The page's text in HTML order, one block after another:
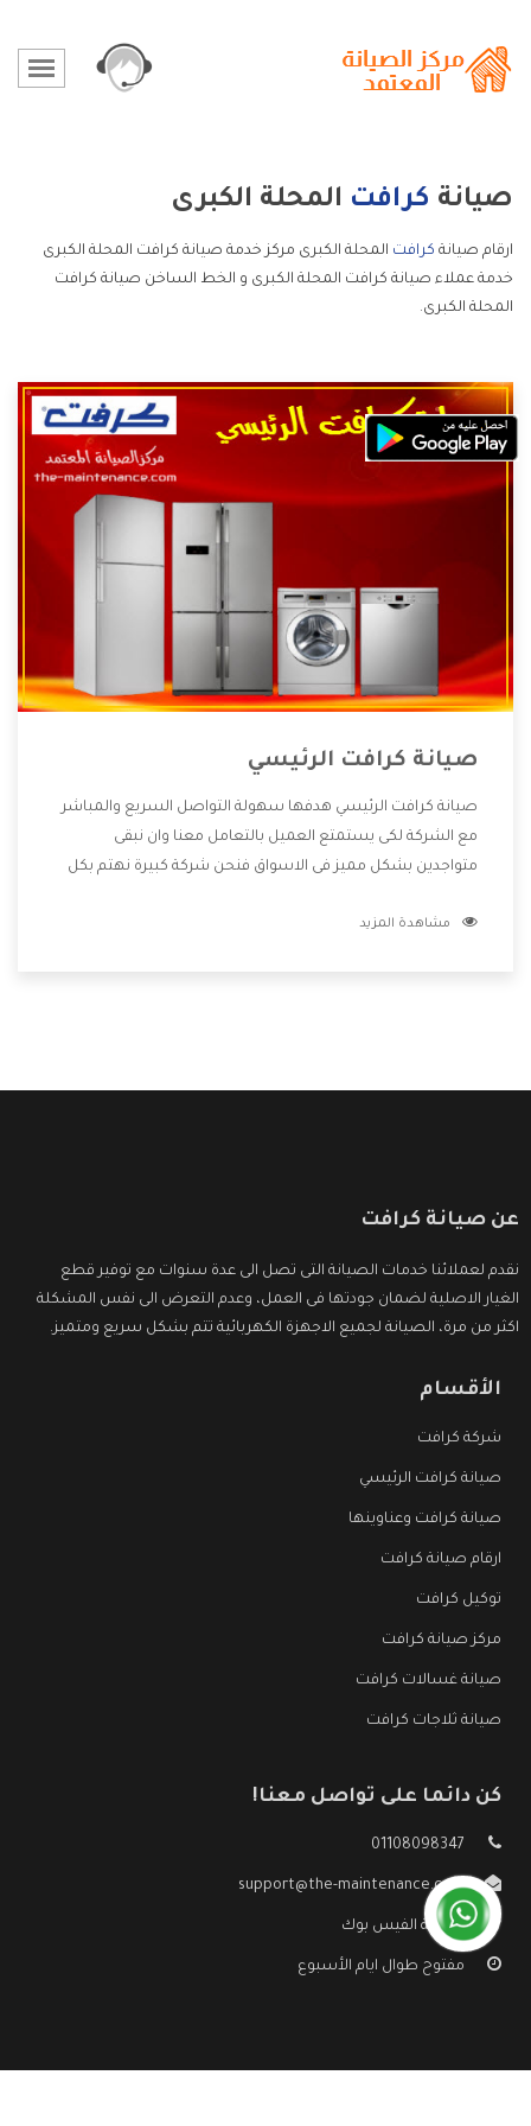
صيانة كرافت المحلة الكبرى
ارقام صيانة كرافت المحلة الكبرى مركز خدمة صيانة كرافت المحلة الكبرى
خدمة عملاء صيانة كرافت المحلة الكبرى و الخط الساخن صيانة كرافت
المحلة الكبرى.
صيانة كرافت الرئيسي
صيانة كرافت الرئيسي هدفها سهولة التواصل السريع والمباشر
مع الشركة لكى يستمتع العميل بالتعامل معنا وان نبقى
متواجدين بشكل مميز فى الاسواق فنحن شركة كبيرة نهتم بكل
الشركة بها والتى تكون منها خدمة الصيانة التى تكون من أهم
مشاهدة المزيد
عن صيانة كرافت
نقدم لعملائنا خدمات الصيانة التى تصل الى عدة سنوات مع توفير قطع
الغيار الاصلية لضمان جودتها فى العمل، وعدم التعرض الى نفس المشكلة
اكثر من مرة، الصيانة لجميع الاجهزة الكهربائية تتم بشكل سريع ومتميز.
الأقسام
شركة كرافت
صيانة كرافت الرئيسي
صيانة كرافت وعناوينها
ارقام صيانة كرافت
توكيل كرافت
مركز صيانة كرافت
صيانة غسالات كرافت
صيانة ثلاجات كرافت
كن دائما على تواصل معنا!
01108098347
support@the-maintenance.com
صفحة الفيس بوك
مفتوح طوال ايام الأسبوع